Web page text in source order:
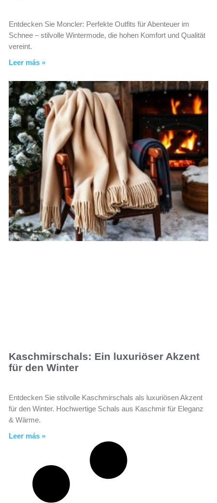
Entdecken Sie Moncler: Perfekte Outfits für Abenteuer im
Schnee – stilvolle Wintermode, die hohen Komfort und Qualität
vereint.
Leer más »
Kaschmirschals: Ein luxuriöser Akzent
für den Winter
Entdecken Sie stilvolle Kaschmirschals als luxuriösen Akzent
für den Winter. Hochwertige Schals aus Kaschmir für Eleganz
& Wärme.
Leer más »